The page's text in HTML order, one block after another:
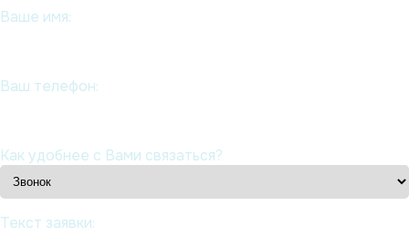
Ваше имя:
Ваш телефон:
Как удобнее с Вами связаться?
Текст заявки: